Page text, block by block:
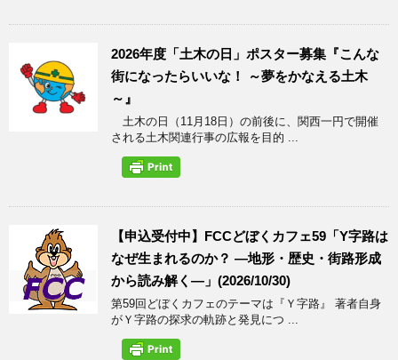
2026年度「土木の日」ポスター募集『こんな
街になったらいいな！ ～夢をかなえる土木
～』
土木の日（11月18日）の前後に、関西一円で開催
される土木関連行事の広報を目的 ...
【申込受付中】FCCどぼくカフェ59「Y字路は
なぜ生まれるのか？ ―地形・歴史・街路形成
から読み解く―」(2026/10/30)
第59回どぼくカフェのテーマは『Ｙ字路』 著者自身
がＹ字路の探求の軌跡と発見につ ...